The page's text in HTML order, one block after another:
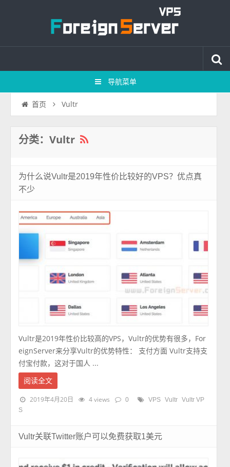
导航菜单
首页 Vultr
分类：Vultr
为什么说Vultr是2019年性价比较好的VPS？优点真
不少
Vultr是2019年性价比较高的VPS，Vultr的优势有很多，For
eignServer来分享Vultr的优势特性： 支付方面 Vultr支持支
付宝付款，这对于国人 ...
阅读全文
2019年4月20日 4 views 0 VPS Vultr
Vultr VP
S
Vultr关联Twitter账户可以免费获取1美元